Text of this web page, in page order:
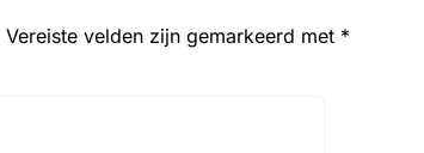
Vereiste velden zijn gemarkeerd met *